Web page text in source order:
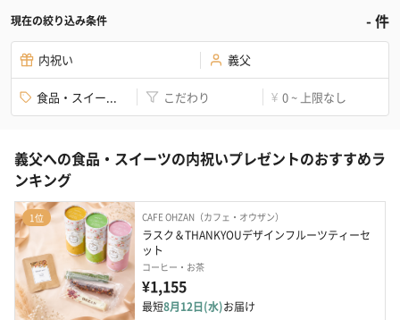
現在の絞り込み条件 -件
内祝い 義父
食品・スイー... こだわり ¥ 0 ~ 上限なし
義父への食品・スイーツの内祝いプレゼントのおすすめラ
ンキング
1位 CAFE OHZAN（カフェ・オウザン）
ラスク＆THANKYOUデザインフルーツティーセ
ット
コーヒー・お茶
¥1,155
最短8月12日(水)お届け